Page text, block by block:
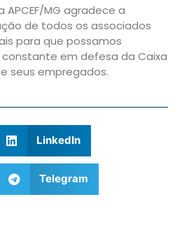
APCEF/MG agradece a
de todos os associados
para que possamos
em defesa da Caixa
seus empregados.
LinkedIn
Telegram